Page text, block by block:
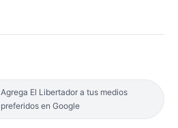
Agrega El Libertador a tus medios
preferidos en Google